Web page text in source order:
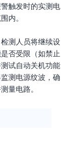
触发时的实测电
内。
测人员将继续设
否受限（如禁止
试自动关机功能
测电源纹波，确
量电路。